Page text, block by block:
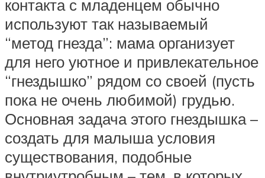
контакта с младенцем обычно
используют так называемый
“метод гнезда”: мама организует
для него уютное и привлекательное
“гнездышко” рядом со своей (пусть
пока не очень любимой) грудью.
Основная задача этого гнездышка –
создать для малыша условия
существования, подобные